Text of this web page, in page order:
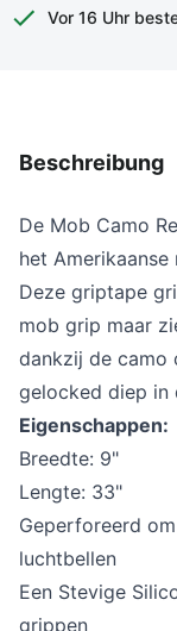
Vor 16 Uhr
Beschreibung
De Mob Camo
het
Deze griptape
mob grip maar
dankzij de camo
gelocked diep in
Eigenschappen:
Breedte: 9"
Lengte: 33"
Geperforeerd
luchtbellen
Een Stevige
grippen